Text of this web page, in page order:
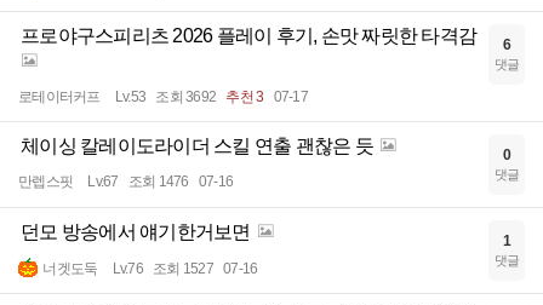
프로야구스피리츠 2026 플레이 후기, 손맛 짜릿한 타격감
로테이터커프 Lv.53 조회 3692 추천 3 07-17
6
댓글
체이싱 칼레이도라이더 스킬 연출 괜찮은 듯
만렙스핏 Lv.67 조회 1476 07-16
0
댓글
던모 방송에서 얘기한거보면
너겟도둑 Lv.76 조회 1527 07-16
1
댓글